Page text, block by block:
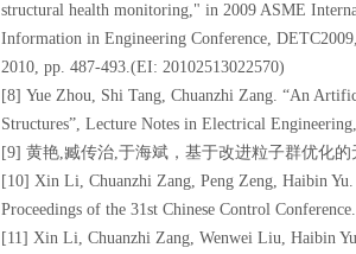
structural health monitoring," in 2009 ASME
Information in Engineering Conference,
2010, pp. 487-493.(EI: 20102513022570)
[8] Yue Zhou, Shi Tang, Chuanzhi Zang. “An
Structures”, Lecture Notes in Electrical
[9] 黄艳,臧传治,于海斌，基于改进粒子群优化
[10] Xin Li, Chuanzhi Zang, Peng Zeng, Haibin
Proceedings of the 31st Chinese Control
[11] Xin Li, Chuanzhi Zang, Wenwei Liu, Haibin